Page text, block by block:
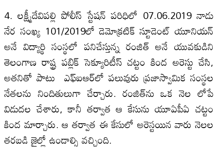
4. లక్ష్మీదేవిపల్లి పోలీస్ స్టేషన్ పరిధిలో 07.06.2019 నాడు
నేర సంఖ్య 101/2019లో డెమోక్రటిక్ స్టూడెంట్ యూనియన్
అనే విద్యార్థి సంస్థలో పనిచేస్తున్న రంజిత్ అనే యువకుడిని
తెలంగాణ రాష్ట్ర పబ్లిక్ సెక్యూరిటీస్ చట్టం కింద అరెస్టు చేసి,
అతనితో పాటు ఎఫ్‌ఐఆర్‌లో పలువురు ప్రజాస్వామిక సంస్థల
నేతలను నిందితులుగా చేర్చారు. రంజిత్‌ను ఒక నెల లోపే
విడుదల చేశారు, కానీ తర్వాత ఆ కేసును యూఏపీఏ చట్టం
కింద మార్చారు. ఆ తర్వాత ఈ కేసులో అరెస్టయిన వారు నెలల
తరబడి జైల్లో ఉండాల్సి వచ్చింది.